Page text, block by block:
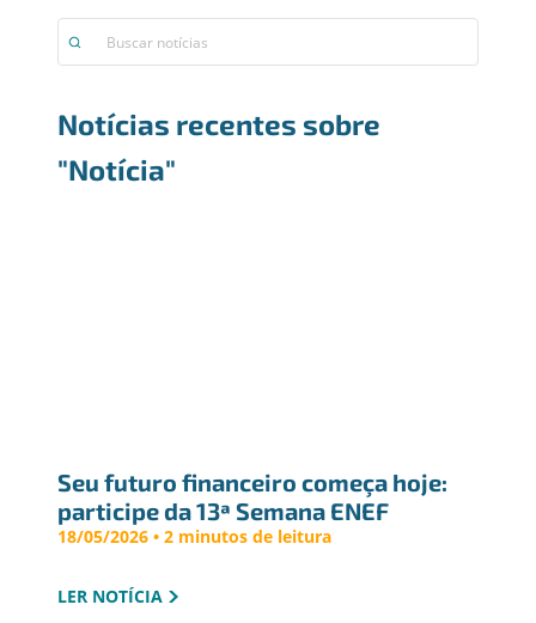
Notícias recentes sobre
"Notícia"
Seu futuro financeiro começa hoje:
participe da 13ª Semana ENEF
18/05/2026 • 2 minutos de leitura
LER NOTÍCIA